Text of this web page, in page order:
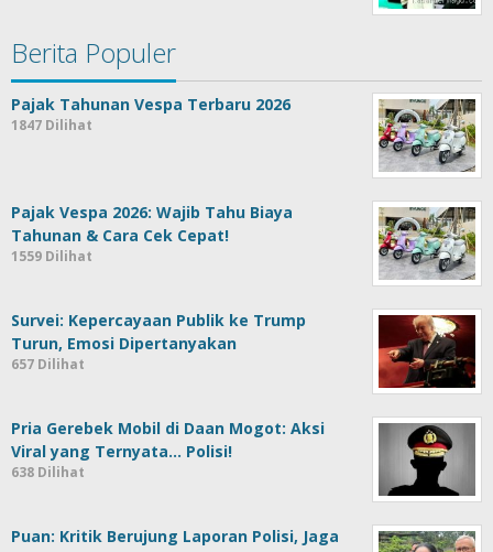
Berita Populer
Pajak Tahunan Vespa Terbaru 2026
1847 Dilihat
Pajak Vespa 2026: Wajib Tahu Biaya
Tahunan & Cara Cek Cepat!
1559 Dilihat
Survei: Kepercayaan Publik ke Trump
Turun, Emosi Dipertanyakan
657 Dilihat
Pria Gerebek Mobil di Daan Mogot: Aksi
Viral yang Ternyata… Polisi!
638 Dilihat
Puan: Kritik Berujung Laporan Polisi, Jaga